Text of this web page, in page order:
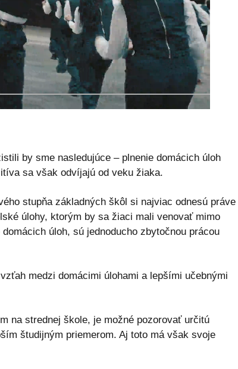
by sme nasledujúce – plnenie domácich úloh
sa však odvíjajú od veku žiaka.
stupňa základných škôl si najviac odnesú práve
úlohy, ktorým by sa žiaci mali venovať mimo
úloh, sú jednoducho zbytočnou prácou
medzi domácimi úlohami a lepšími učebnými
na strednej škole, je možné pozorovať určitú
študijným priemerom. Aj toto má však svoje